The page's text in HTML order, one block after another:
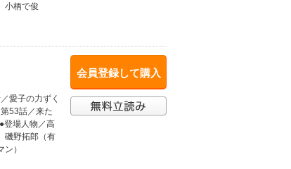
小柄で俊
会員登録して購入
愛子の力ずく
53話／来た
登場人物／高
磯野拓郎（有
）